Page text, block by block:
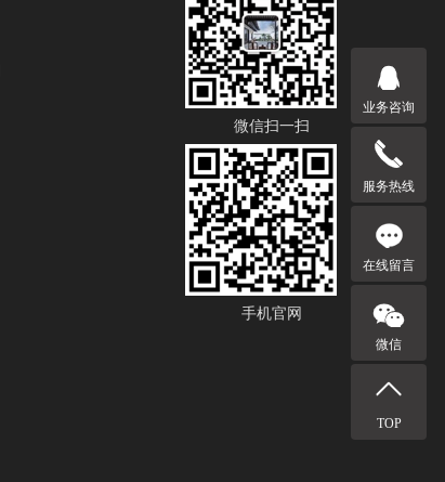
微信扫一扫
手机官网
业务咨询
服务热线
在线留言
微信
TOP